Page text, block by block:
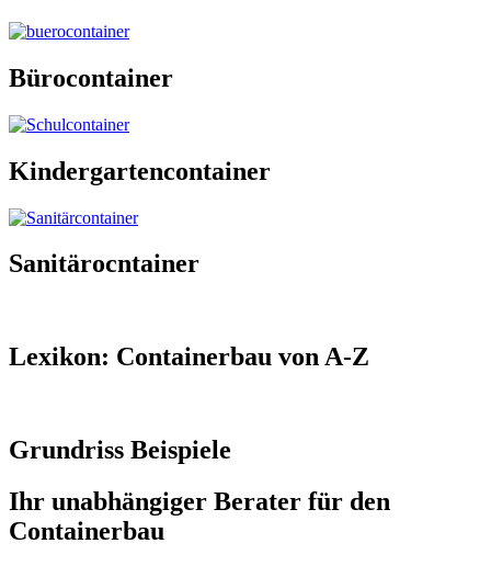
Bürocontainer
Kindergartencontainer
Sanitärocntainer
Lexikon: Containerbau von A-Z
Grundriss Beispiele
Ihr unabhängiger Berater für den
Containerbau